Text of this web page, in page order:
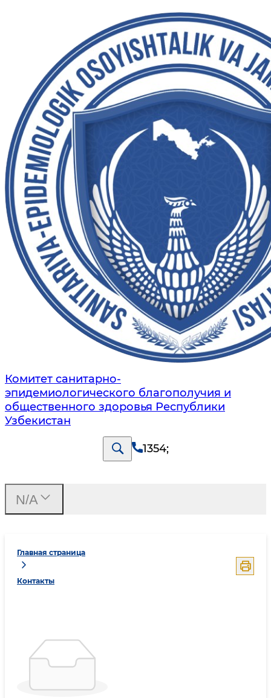
Комитет санитарно-
эпидемиологического благополучия и
общественного здоровья Республики
Узбекистан
1354;
Главная страница
Контакты
N/A